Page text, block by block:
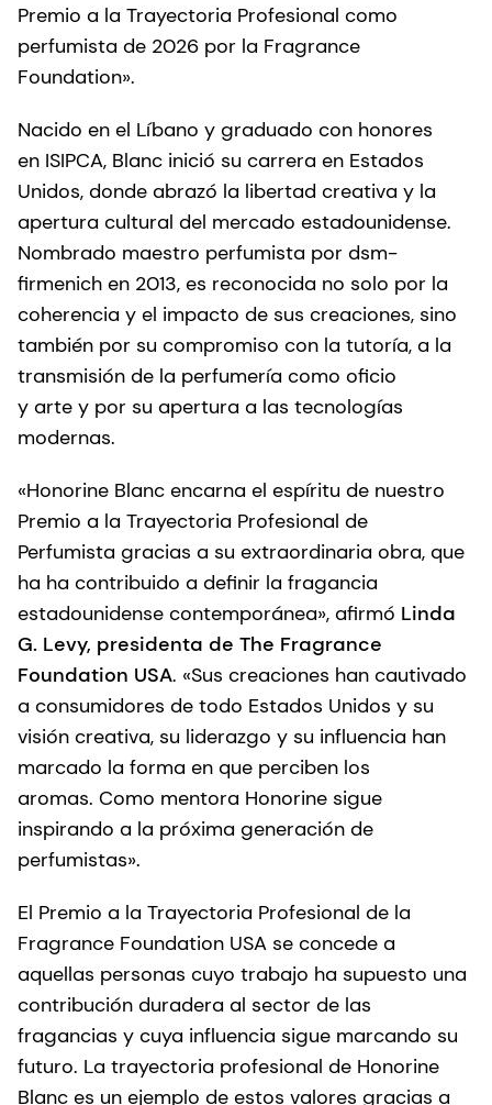
Premio a la Trayectoria Profesional como
perfumista de 2026 por la Fragrance
Foundation».
Nacido en el Líbano y graduado con honores
en ISIPCA, Blanc inició su carrera en Estados
Unidos, donde abrazó la libertad creativa y la
apertura cultural del mercado estadounidense.
Nombrado maestro perfumista por dsm-
firmenich en 2013, es reconocida no solo por la
coherencia y el impacto de sus creaciones, sino
también por su compromiso con la tutoría, a la
transmisión de la perfumería como oficio
y arte y por su apertura a las tecnologías
modernas.
«Honorine Blanc encarna el espíritu de nuestro
Premio a la Trayectoria Profesional de
Perfumista gracias a su extraordinaria obra, que
ha ha contribuido a definir la fragancia
estadounidense contemporánea», afirmó Linda
G. Levy, presidenta de The Fragrance
Foundation USA. «Sus creaciones han cautivado
a consumidores de todo Estados Unidos y su
visión creativa, su liderazgo y su influencia han
marcado la forma en que perciben los
aromas. Como mentora Honorine sigue
inspirando a la próxima generación de
perfumistas».
El Premio a la Trayectoria Profesional de la
Fragrance Foundation USA se concede a
aquellas personas cuyo trabajo ha supuesto una
contribución duradera al sector de las
fragancias y cuya influencia sigue marcando su
futuro. La trayectoria profesional de Honorine
Blanc es un ejemplo de estos valores gracias a